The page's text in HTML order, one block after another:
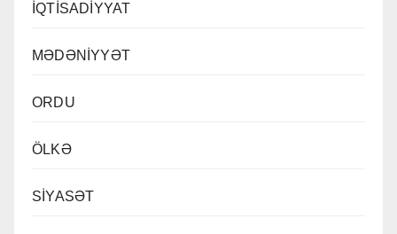
İQTİSADİYYAT
MƏDƏNİYYƏT
ORDU
ÖLKƏ
SİYASƏT